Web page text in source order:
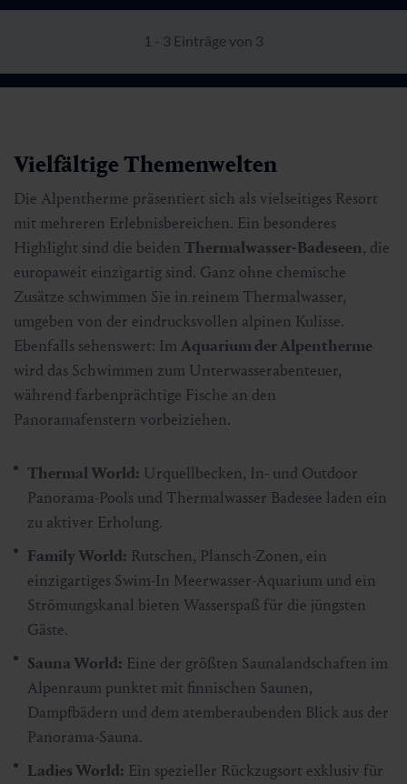
1 - 3 Einträge von 3
Vielfältige Themenwelten
Die Alpentherme präsentiert sich als vielseitiges Resort
mit mehreren Erlebnisbereichen. Ein besonderes
Highlight sind die beiden Thermalwasser-Badeseen, die
europaweit einzigartig sind. Ganz ohne chemische
Zusätze schwimmen Sie in reinem Thermalwasser,
umgeben von der eindrucksvollen alpinen Kulisse.
Ebenfalls sehenswert: Im Aquarium der Alpentherme
wird das Schwimmen zum Unterwasserabenteuer,
während farbenprächtige Fische an den
Panoramafenstern vorbeiziehen.
Thermal World: Urquellbecken, In- und Outdoor
Panorama-Pools und Thermalwasser Badesee laden ein
zu aktiver Erholung.
Family World: Rutschen, Plansch-Zonen, ein
einzigartiges Swim-In Meerwasser-Aquarium und ein
Strömungskanal bieten Wasserspaß für die jüngsten
Gäste.
Sauna World: Eine der größten Saunalandschaften im
Alpenraum punktet mit finnischen Saunen,
Dampfbädern und dem atemberaubenden Blick aus der
Panorama-Sauna.
Ladies World: Ein spezieller Rückzugsort exklusiv für